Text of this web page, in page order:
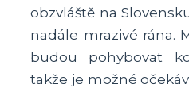
obzvláště na
nadále mrazivé rána.
budou pohybovat
takže je možné